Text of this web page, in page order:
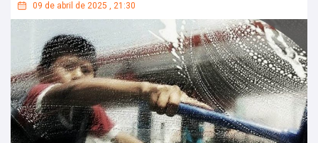
09 de abril de 2025 , 21:30